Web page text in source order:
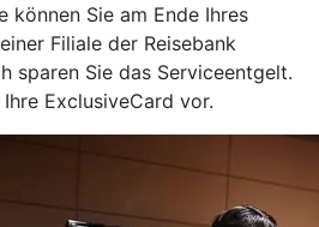
können Sie am Ende Ihres
Filiale der Reisebank
sparen Sie das Serviceentgelt.
ExclusiveCard vor.